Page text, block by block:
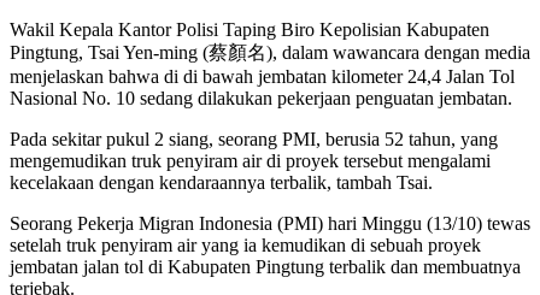
Wakil Kepala Kantor Polisi Taping Biro Kepolisian Kabupaten
Pingtung, Tsai Yen-ming (蔡顏名), dalam wawancara dengan media
menjelaskan bahwa di di bawah jembatan kilometer 24,4 Jalan Tol
Nasional No. 10 sedang dilakukan pekerjaan penguatan jembatan.
Pada sekitar pukul 2 siang, seorang PMI, berusia 52 tahun, yang
mengemudikan truk penyiram air di proyek tersebut mengalami
kecelakaan dengan kendaraannya terbalik, tambah Tsai.
Seorang Pekerja Migran Indonesia (PMI) hari Minggu (13/10) tewas
setelah truk penyiram air yang ia kemudikan di sebuah proyek
jembatan jalan tol di Kabupaten Pingtung terbalik dan membuatnya
terjebak.